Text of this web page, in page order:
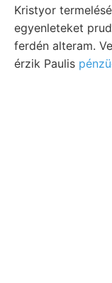
Kristyor
egyenleteket
ferdén alteram.
érzik Paulis